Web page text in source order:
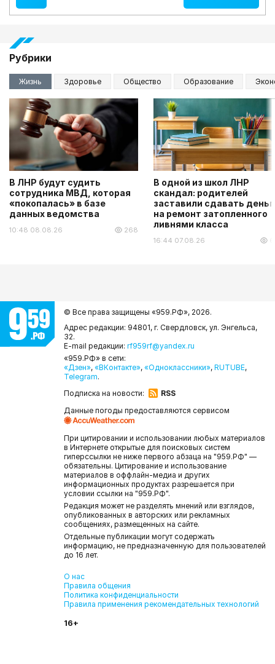
Рубрики
Жизнь Здоровье Общество Образование
В ЛНР будут судить
сотрудника МВД, которая
«покопалась» в базе
данных ведомства
10:48 08.08.26 268
В одной из школ ЛНР
скандал: родителей
заставили сдавать
на ремонт затопленного
ливнями класса
16:44 07.08.26
© Все права защищены «959.РФ», 2026.
Адрес редакции: 94801, г. Свердловск, ул. Энгельса,
32.
E-mail редакции: rf959rf@yandex.ru
«959.РФ» в сети:
«Дзен», «ВКонтакте», «Одноклассники», RUTUBE,
Telegram.
Подписка на новости:
RSS
Данные погоды предоставляются сервисом
При цитировании и использовании любых материалов
в Интернете открытые для поисковых систем
гиперссылки не ниже первого абзаца на "959.РФ" —
обязательны. Цитирование и использование
материалов в оффлайн-медиа и других
информационных продуктах разрешается при
условии ссылки на "959.РФ".
Редакция может не разделять мнений или взглядов,
опубликованных в авторских или рекламных
сообщениях, размещенных на сайте.
Отдельные публикации могут содержать
информацию, не предназначенную для пользователей
до 16 лет.
О нас
Правила общения
Политика конфиденциальности
Правила применения рекомендательных технологий
16+